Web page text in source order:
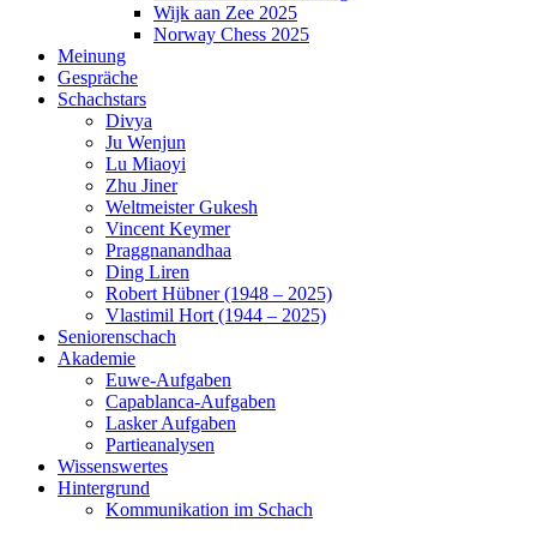
Wijk aan Zee 2025
Norway Chess 2025
Meinung
Gespräche
Schachstars
Divya
Ju Wenjun
Lu Miaoyi
Zhu Jiner
Weltmeister Gukesh
Vincent Keymer
Praggnanandhaa
Ding Liren
Robert Hübner (1948 – 2025)
Vlastimil Hort (1944 – 2025)
Seniorenschach
Akademie
Euwe-Aufgaben
Capablanca-Aufgaben
Lasker Aufgaben
Partieanalysen
Wissenswertes
Hintergrund
Kommunikation im Schach